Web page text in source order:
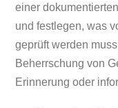
einer
und festlegen, was
geprüft werden
Beherrschung von
Erinnerung oder